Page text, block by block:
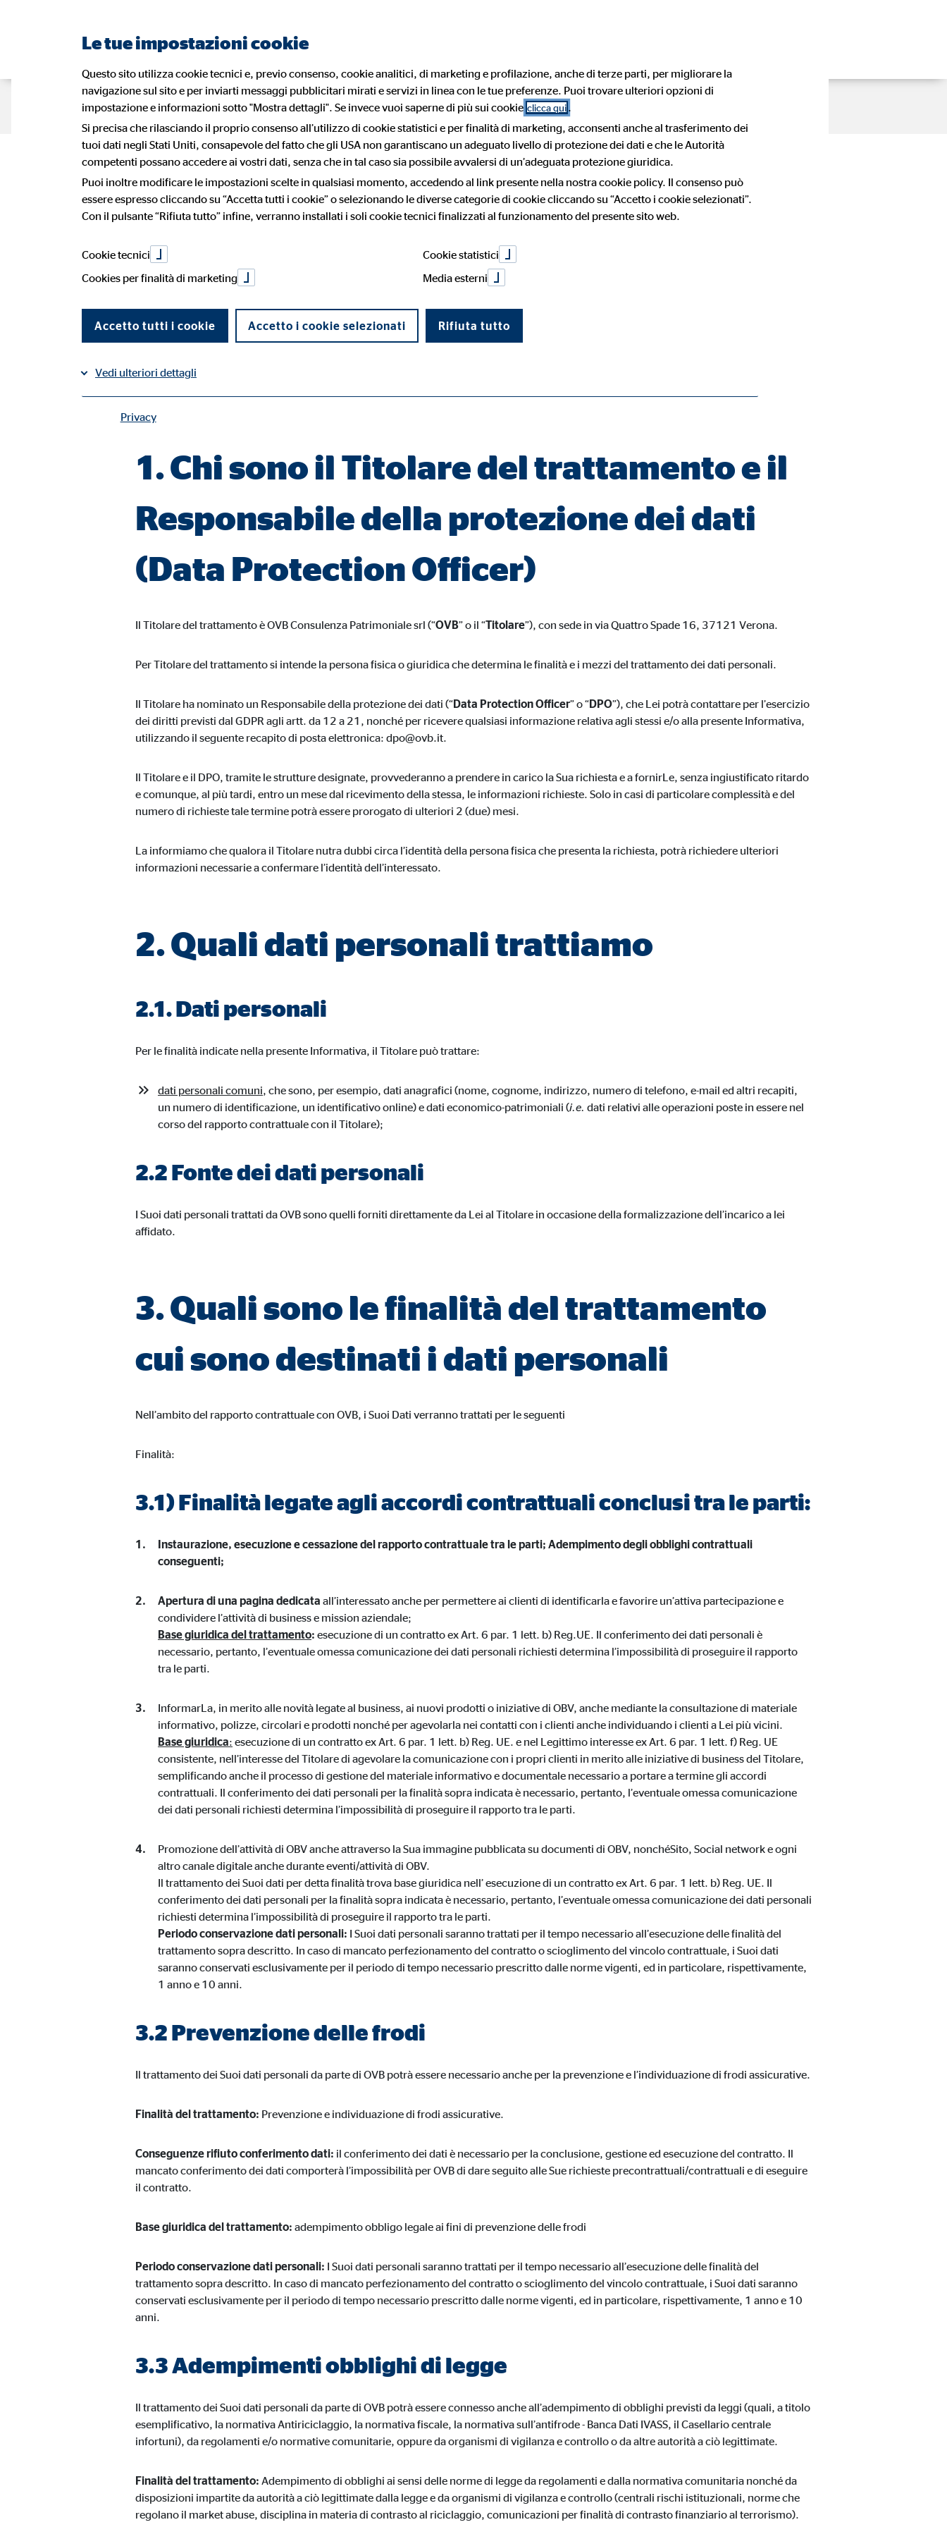
Pagina dei consulenti Recruiting Privacy Declaration
Informativa relativa al
trattamento dei dati personali
delle persone fisiche, con riguardo al trattamento dei dati personali nonché alla loro libera circolazione (“
La presente Informativa, resa nel rispetto degli artt. 13 e 14 del Regolamento UE 679/2016, potrà essere integrata dal Titolare ove eventuali
1. Chi sono il Titolare del trattamento e il
Responsabile della protezione dei dati
(Data Protection Officer)
Il Titolare del trattamento è OVB Consulenza Patrimoniale srl (“OVB” o il “Titolare”), con sede in via Quattro Spade 16, 37121 Verona.
Per Titolare del trattamento si intende la persona fisica o giuridica che determina le finalità e i mezzi del trattamento dei dati personali.
Il Titolare ha nominato un Responsabile della protezione dei dati (“Data Protection Officer” o “DPO”), che Lei potrà contattare per l’esercizio
dei diritti previsti dal GDPR agli artt. da 12 a 21, nonché per ricevere qualsiasi informazione relativa agli stessi e/o alla presente Informativa,
utilizzando il seguente recapito di posta elettronica: dpo@ovb.it.
Il Titolare e il DPO, tramite le strutture designate, provvederanno a prendere in carico la Sua richiesta e a fornirLe, senza ingiustificato ritardo
e comunque, al più tardi, entro un mese dal ricevimento della stessa, le informazioni richieste. Solo in casi di particolare complessità e del
numero di richieste tale termine potrà essere prorogato di ulteriori 2 (due) mesi.
La informiamo che qualora il Titolare nutra dubbi circa l’identità della persona fisica che presenta la richiesta, potrà richiedere ulteriori
informazioni necessarie a confermare l’identità dell’interessato.
2. Quali dati personali trattiamo
2.1. Dati personali
Per le finalità indicate nella presente Informativa, il Titolare può trattare:
dati personali comuni, che sono, per esempio, dati anagrafici (nome, cognome, indirizzo, numero di telefono, e-mail ed altri recapiti,
un numero di identificazione, un identificativo online) e dati economico-patrimoniali (i.e. dati relativi alle operazioni poste in essere nel
corso del rapporto contrattuale con il Titolare);
2.2 Fonte dei dati personali
I Suoi dati personali trattati da OVB sono quelli forniti direttamente da Lei al Titolare in occasione della formalizzazione dell’incarico a lei
affidato.
3. Quali sono le finalità del trattamento
cui sono destinati i dati personali
Nell’ambito del rapporto contrattuale con OVB, i Suoi Dati verranno trattati per le seguenti
Finalità:
3.1) Finalità legate agli accordi contrattuali conclusi tra le parti:
Instaurazione, esecuzione e cessazione del rapporto contrattuale tra le parti; Adempimento degli obblighi contrattuali
conseguenti;
Apertura di una pagina dedicata all’interessato anche per permettere ai clienti di identificarla e favorire un’attiva partecipazione e
condividere l’attività di business e mission aziendale;
Base giuridica del trattamento: esecuzione di un contratto ex Art. 6 par. 1 lett. b) Reg.UE. Il conferimento dei dati personali è
necessario, pertanto, l’eventuale omessa comunicazione dei dati personali richiesti determina l’impossibilità di proseguire il rapporto
tra le parti.
InformarLa, in merito alle novità legate al business, ai nuovi prodotti o iniziative di OBV, anche mediante la consultazione di materiale
informativo, polizze, circolari e prodotti nonché per agevolarla nei contatti con i clienti anche individuando i clienti a Lei più vicini.
Base giuridica: esecuzione di un contratto ex Art. 6 par. 1 lett. b) Reg. UE. e nel Legittimo interesse ex Art. 6 par. 1 lett. f) Reg. UE
consistente, nell’interesse del Titolare di agevolare la comunicazione con i propri clienti in merito alle iniziative di business del Titolare,
semplificando anche il processo di gestione del materiale informativo e documentale necessario a portare a termine gli accordi
contrattuali. Il conferimento dei dati personali per la finalità sopra indicata è necessario, pertanto, l’eventuale omessa comunicazione
dei dati personali richiesti determina l’impossibilità di proseguire il rapporto tra le parti.
Promozione dell’attività di OBV anche attraverso la Sua immagine pubblicata su documenti di OBV, nonchéSito, Social network e ogni
altro canale digitale anche durante eventi/attività di OBV.
Il trattamento dei Suoi dati per detta finalità trova base giuridica nell’ esecuzione di un contratto ex Art. 6 par. 1 lett. b) Reg. UE. Il
conferimento dei dati personali per la finalità sopra indicata è necessario, pertanto, l’eventuale omessa comunicazione dei dati personali
richiesti determina l’impossibilità di proseguire il rapporto tra le parti.
Periodo conservazione dati personali: I Suoi dati personali saranno trattati per il tempo necessario all’esecuzione delle finalità del
trattamento sopra descritto. In caso di mancato perfezionamento del contratto o scioglimento del vincolo contrattuale, i Suoi dati
saranno conservati esclusivamente per il periodo di tempo necessario prescritto dalle norme vigenti, ed in particolare, rispettivamente,
1 anno e 10 anni.
3.2 Prevenzione delle frodi
Il trattamento dei Suoi dati personali da parte di OVB potrà essere necessario anche per la prevenzione e l’individuazione di frodi assicurative.
Finalità del trattamento: Prevenzione e individuazione di frodi assicurative.
Conseguenze rifiuto conferimento dati: il conferimento dei dati è necessario per la conclusione, gestione ed esecuzione del contratto. Il
mancato conferimento dei dati comporterà l’impossibilità per OVB di dare seguito alle Sue richieste precontrattuali/contrattuali e di eseguire
il contratto.
Base giuridica del trattamento: adempimento obbligo legale ai fini di prevenzione delle frodi
Periodo conservazione dati personali: I Suoi dati personali saranno trattati per il tempo necessario all’esecuzione delle finalità del
trattamento sopra descritto. In caso di mancato perfezionamento del contratto o scioglimento del vincolo contrattuale, i Suoi dati saranno
conservati esclusivamente per il periodo di tempo necessario prescritto dalle norme vigenti, ed in particolare, rispettivamente, 1 anno e 10
anni.
3.3 Adempimenti obblighi di legge
Il trattamento dei Suoi dati personali da parte di OVB potrà essere connesso anche all’adempimento di obblighi previsti da leggi (quali, a titolo
esemplificativo, la normativa Antiriciclaggio, la normativa fiscale, la normativa sull’antifrode - Banca Dati IVASS, il Casellario centrale
infortuni), da regolamenti e/o normative comunitarie, oppure da organismi di vigilanza e controllo o da altre autorità a ciò legittimate.
Finalità del trattamento: Adempimento di obblighi ai sensi delle norme di legge da regolamenti e dalla normativa comunitaria nonché da
disposizioni impartite da autorità a ciò legittimate dalla legge e da organismi di vigilanza e controllo (centrali rischi istituzionali, norme che
regolano il market abuse, disciplina in materia di contrasto al riciclaggio, comunicazioni per finalità di contrasto finanziario al terrorismo).
Le tue impostazioni cookie
Questo sito utilizza cookie tecnici e, previo consenso, cookie analitici, di marketing e profilazione, anche di terze parti, per migliorare la
navigazione sul sito e per inviarti messaggi pubblicitari mirati e servizi in linea con le tue preferenze. Puoi trovare ulteriori opzioni di
impostazione e informazioni sotto "Mostra dettagli". Se invece vuoi saperne di più sui cookie clicca qui .
Si precisa che rilasciando il proprio consenso all’utilizzo di cookie statistici e per finalità di marketing, acconsenti anche al trasferimento dei
tuoi dati negli Stati Uniti, consapevole del fatto che gli USA non garantiscano un adeguato livello di protezione dei dati e che le Autorità
competenti possano accedere ai vostri dati, senza che in tal caso sia possibile avvalersi di un’adeguata protezione giuridica.
Puoi inoltre modificare le impostazioni scelte in qualsiasi momento, accedendo al link presente nella nostra cookie policy. Il consenso può
essere espresso cliccando su “Accetta tutti i cookie” o selezionando le diverse categorie di cookie cliccando su “Accetto i cookie selezionati”.
Con il pulsante “Rifiuta tutto” infine, verranno installati i soli cookie tecnici finalizzati al funzionamento del presente sito web.
Cookie tecnici
Cookie statistici
Cookies per finalità di marketing
Media esterni
Accetto tutti i cookie Accetto i cookie selezionati Rifiuta tutto
Vedi ulteriori dettagli
fe_typo_user
Finalità: Memorizzazione delle impostazioni dell'utente
Fornitore: mindshape
Finalità: Gestire le impostazioni relative al consenso
Cookie statistici
Fornitore: Google Ireland Ltd.
Finalità: Raccolta di dati statistici sull'uso del sito we
Cookies per finalità di marketing
Facebook Pixel
Fornitore: Facebook Ireland Ltd.
Scadenza dei Cookie:
I contenuti di piattaforme video e cartografiche sono bloccati per impostazione predefinita.Se vengono accettati i cookie da media esterni, l'accesso a
questo contenuto non richiede più il rilascio del consenso manuale.
Google Maps
Finalità:
youtube
Finalità: Inclusione dei video
Scadenza dei Cookie: 24 mesi
Privacy